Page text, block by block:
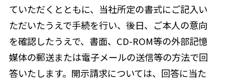
ていただくとともに、当社所定の書式にご記入い
ただいたうえで手続を行い、後日、ご本人の意向
を確認したうえで、書面、CD-ROM等の外部記憶
媒体の郵送または電子メールの送信等の方法で回
答いたします。開示請求については、回答に当た